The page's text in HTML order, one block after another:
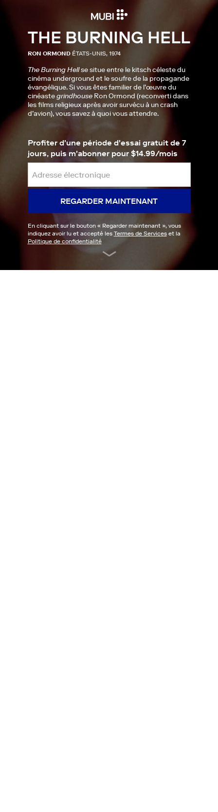
THE BURNING HELL
RON ORMOND ÉTATS-UNIS, 1974
The Burning Hellse situe entre le kitsch céleste du
cinéma underground et le soufre de la propagande
évangélique. Si vous êtes familier de l’œuvre du
cinéastegrindhouseRon Ormond (reconverti dans
les films religieux après avoir survécu à un crash
d’avion), vous savez à quoi vous attendre.
Profiter d'une période d'essai gratuit de 7
jours, puis m'abonner pour $14.99/mois
REGARDER MAINTENANT
En cliquant sur le bouton « Regarder maintenant», vous
indiquez avoir lu et accepté les Termes de Serviceset la
Politique de confidentialité